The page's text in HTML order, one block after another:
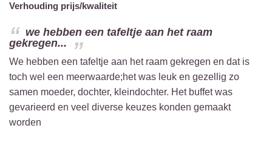
Verhouding prijs/kwaliteit
we hebben een tafeltje aan het raam
gekregen...
We hebben een tafeltje aan het raam gekregen en dat is
toch wel een meerwaarde;het was leuk en gezellig zo
samen moeder, dochter, kleindochter. Het buffet was
gevarieerd en veel diverse keuzes konden gemaakt
worden